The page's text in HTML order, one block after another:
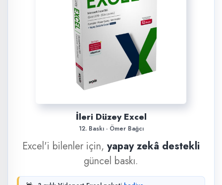
İleri Düzey Excel
12. Baskı · Ömer Bağcı
Excel'i bilenler için, yapay zekâ destekli
güncel baskı.